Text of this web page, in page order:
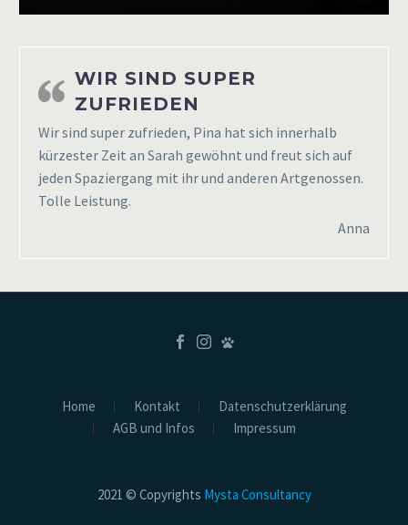
WIR SIND SUPER
ZUFRIEDEN
Wir sind super zufrieden, Pina hat sich innerhalb
kürzester Zeit an Sarah gewöhnt und freut sich auf
jeden Spaziergang mit ihr und anderen Artgenossen.
Tolle Leistung.
Anna
Home Kontakt
Datenschutzerklärung
AGB und Infos
Impressum
2021 © Copyrights Mysta Consultancy